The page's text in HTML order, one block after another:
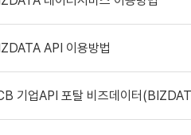
API 이용방법
기업API 포탈 비즈데이터